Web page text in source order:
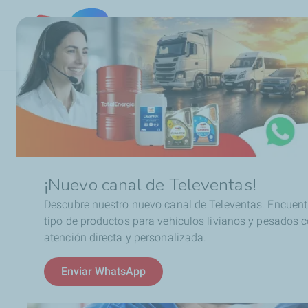
¡Nuevo canal de Televentas!
Descubre nuestro nuevo canal de Televentas.
tipo de productos para vehículos livianos y pesados
atención directa y personalizada.
Enviar WhatsApp
Ruta
de
navegación
TotalEnergies en Chile Certificaciones ISO